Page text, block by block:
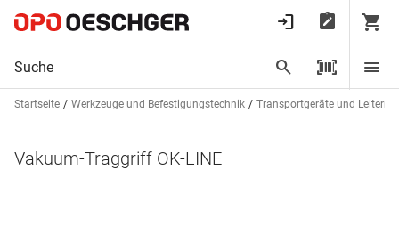
Startseite Werkzeuge und Befestigungstechnik Transportgeräte und Leitern
Vakuum-Traggriff OK-LINE